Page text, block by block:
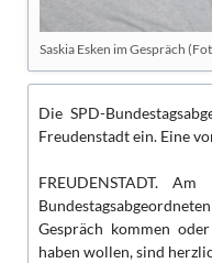
Saskia Esken im Gespräch
Die SPD-
Freudenstadt ein. Eine
FREUDENSTADT.
Gespräch kommen
haben wollen, sind